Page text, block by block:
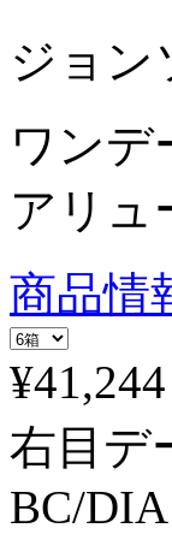
ジョン
ワンデ
アリュ
商品情
¥41,244
右目デ
BC/DIA